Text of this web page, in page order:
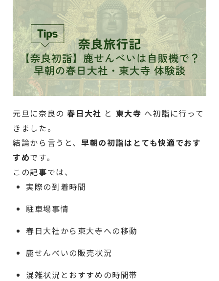
元旦に奈良の春日大社 と 東大寺 へ初詣に行って
きました。
結論から言うと、早朝の初詣はとても快適でおす
すめです。
この記事では、
実際の到着時間
駐車場事情
春日大社から東大寺への移動
鹿せんべいの販売状況
混雑状況とおすすめの時間帯